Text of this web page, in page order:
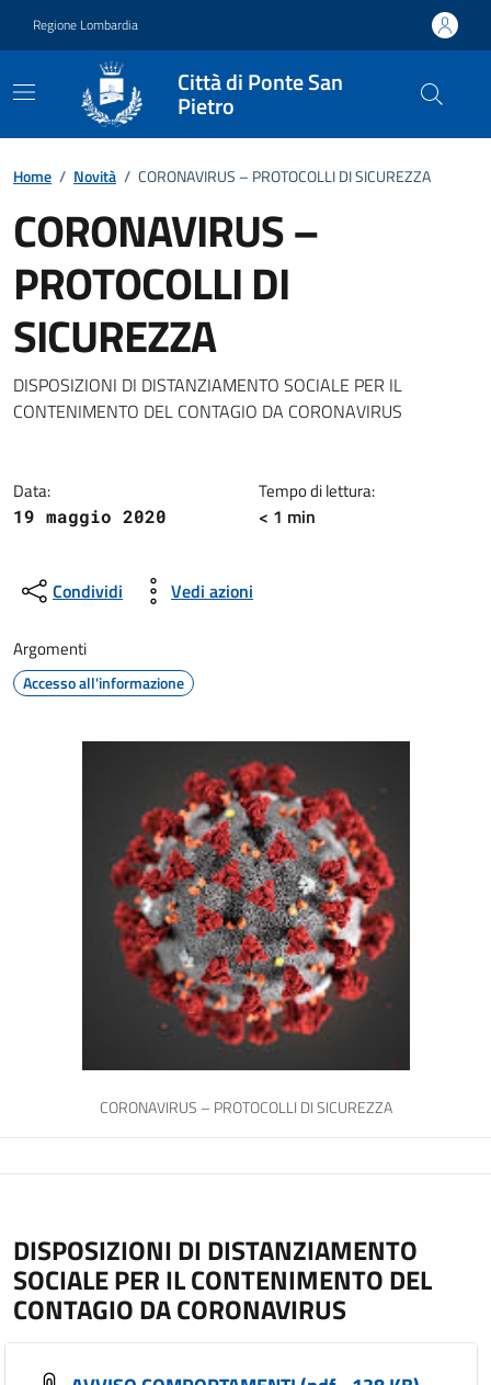
Regione Lombardia
Città di Ponte San
Pietro
Home / Novità / CORONAVIRUS – PROTOCOLLI DI SICUREZZA
CORONAVIRUS –
PROTOCOLLI DI
SICUREZZA
Dettagli della notizia
DISPOSIZIONI DI DISTANZIAMENTO SOCIALE PER IL
CONTENIMENTO DEL CONTAGIO DA CORONAVIRUS
Data:
19 maggio 2020
Tempo di lettura:
< 1 min
Condividi Vedi azioni
Argomenti
Accesso all'informazione
CORONAVIRUS – PROTOCOLLI DI SICUREZZA
DISPOSIZIONI DI DISTANZIAMENTO
SOCIALE PER IL CONTENIMENTO DEL
CONTAGIO DA CORONAVIRUS